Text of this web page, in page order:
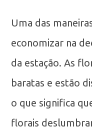
Uma das
economizar na
da estação. As
baratas e estão
o que significa
florais